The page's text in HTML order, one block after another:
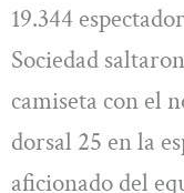
19.344
Sociedad
camiseta con el
dorsal 25 en la
aficionado del